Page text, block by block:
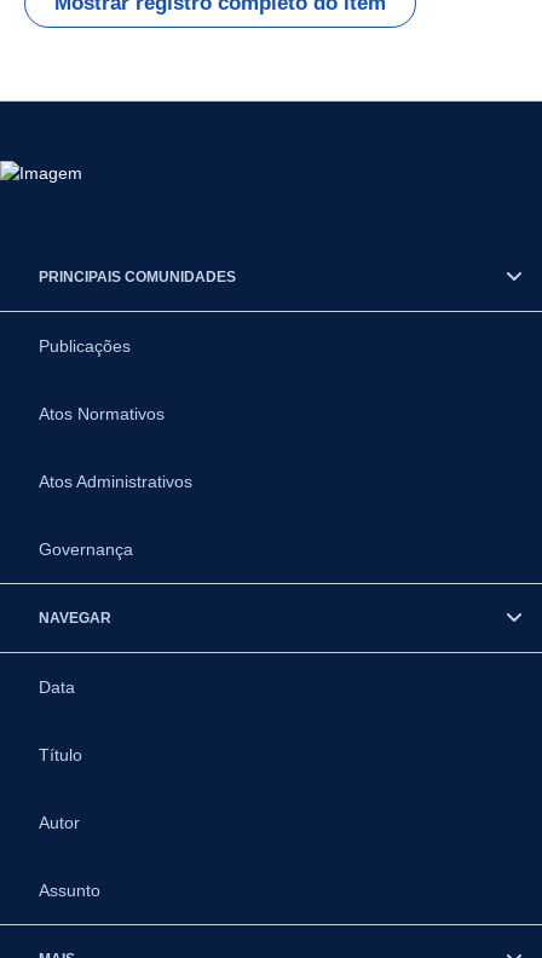
PRINCIPAIS COMUNIDADES
Publicações
Atos Normativos
Atos Administrativos
Governança
NAVEGAR
Data
Título
Autor
Assunto